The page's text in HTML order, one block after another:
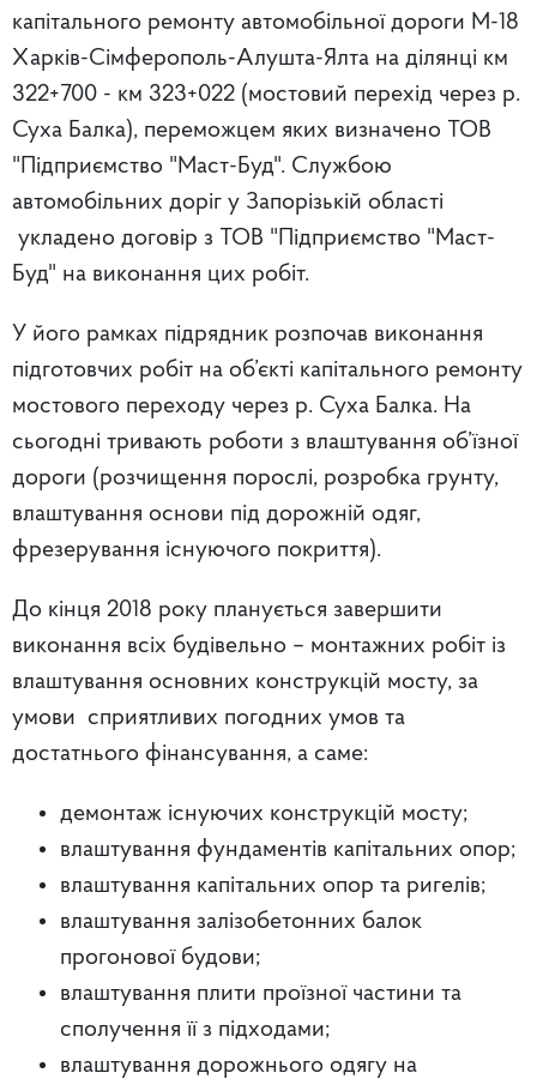
капітального ремонту автомобільної дороги М-18
Харків-Сімферополь-Алушта-Ялта на ділянці км
322+700 - км 323+022 (мостовий перехід через р.
Суха Балка), переможцем яких визначено ТОВ
"Підприємство "Маст-Буд". Службою
автомобільних доріг у Запорізькій області
укладено договір з ТОВ "Підприємство "Маст-
Буд" на виконання цих робіт.
У його рамках підрядник розпочав виконання
підготовчих робіт на об’єкті капітального ремонту
мостового переходу через р. Суха Балка. На
сьогодні тривають роботи з влаштування об’їзної
дороги (розчищення порослі, розробка грунту,
влаштування основи під дорожній одяг,
фрезерування існуючого покриття).
До кінця 2018 року планується завершити
виконання всіх будівельно – монтажних робіт із
влаштування основних конструкцій мосту, за
умови сприятливих погодних умов та
достатнього фінансування, а саме:
демонтаж існуючих конструкцій мосту;
влаштування фундаментів капітальних опор;
влаштування капітальних опор та ригелів;
влаштування залізобетонних балок
прогонової будови;
влаштування плити проїзної частини та
сполучення її з підходами;
влаштування дорожнього одягу на